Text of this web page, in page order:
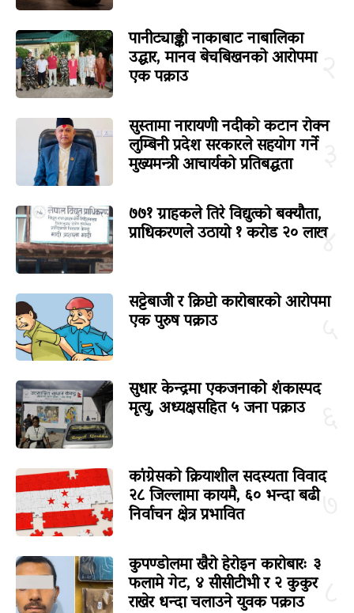
पानीट्याङ्की नाकाबाट नाबालिका
उद्धार, मानव बेचबिखनको आरोपमा
एक पक्राउ
सुस्तामा नारायणी नदीको कटान रोक्न
लुम्बिनी प्रदेश सरकारले सहयोग गर्ने
मुख्यमन्त्री आचार्यको प्रतिबद्धता
४
७७१ ग्राहकले तिरे विद्युत्को बक्यौता,
प्राधिकरणले उठायो १ करोड २० लाख
सट्टेबाजी र क्रिप्टो कारोबारको आरोपमा
एक पुरुष पक्राउ
सुधार केन्द्रमा एकजनाको शंकास्पद
मृत्यु, अध्यक्षसहित ५ जना पक्राउ
७
कांग्रेसको क्रियाशील सदस्यता विवाद
२८ जिल्लामा कायमै, ६० भन्दा बढी
निर्वाचन क्षेत्र प्रभावित
कुपण्डोलमा खैरो हेरोइन कारोबारः ३
फलामे गेट, ४ सीसीटीभी र २ कुकुर
राखेर धन्दा चलाउने युवक पक्राउ